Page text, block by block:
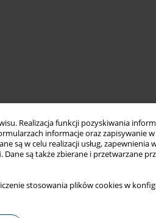
Realizacja funkcji pozyskiwania
informacje oraz zapisywanie
są w celu realizacji usług,
. Dane są także zbierane i przetwarzane
stosowania plików cookies w